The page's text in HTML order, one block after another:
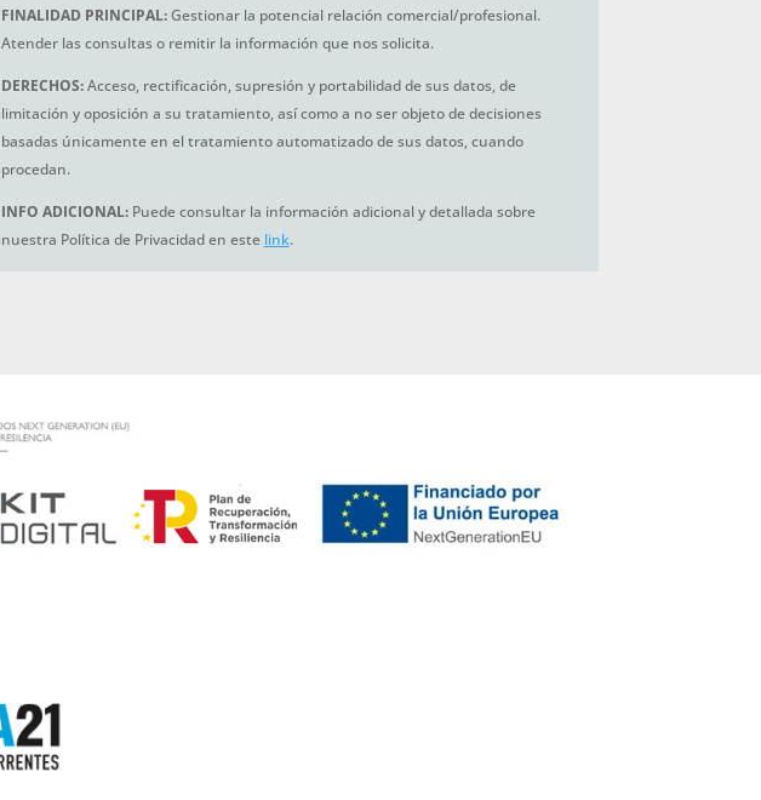
FINALIDAD PRINCIPAL:Gestionar la potencial relación comercial/profesional.
Atender las consultas o remitir la información que nos solicita.
DERECHOS:Acceso, rectificación, supresión y portabilidad de sus datos, de
limitación y oposición a su tratamiento, así como a no ser objeto de decisiones
basadas únicamente en el tratamiento automatizado de sus datos, cuando
procedan.
INFO ADICIONAL: Puede consultar la información adicional y detallada sobre
nuestra Política de Privacidad en este link.